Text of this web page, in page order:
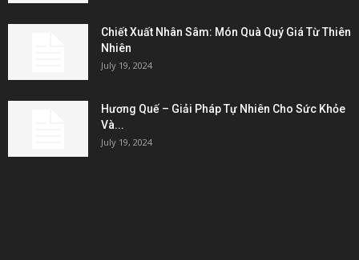
Chiết Xuất Nhân Sâm: Món Quà Quý Giá Từ Thiên
Nhiên
July 19, 2024
Hương Quế – Giải Pháp Tự Nhiên Cho Sức Khỏe
Và...
July 19, 2024